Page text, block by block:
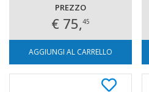
PREZZO
€ 75,45
AGGIUNGI AL CARRELLO